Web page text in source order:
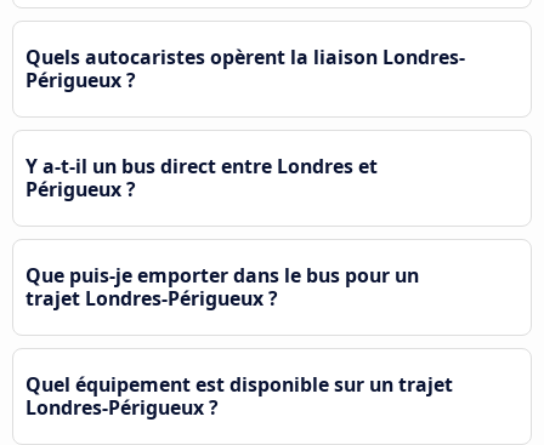
Quels autocaristes opèrent la liaison Londres-
Périgueux ?
Y a-t-il un bus direct entre Londres et
Périgueux ?
Que puis-je emporter dans le bus pour un
trajet Londres-Périgueux ?
Quel équipement est disponible sur un trajet
Londres-Périgueux ?